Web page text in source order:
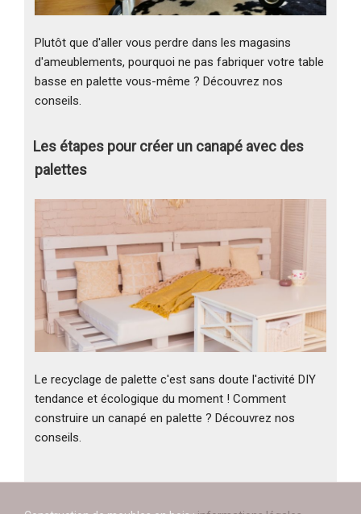
Plutôt que d'aller vous perdre dans les magasins
d'ameublements, pourquoi ne pas fabriquer votre table
basse en palette vous-même ? Découvrez nos
conseils.
Les étapes pour créer un canapé avec des
palettes
Le recyclage de palette c'est sans doute l'activité DIY
tendance et écologique du moment ! Comment
construire un canapé en palette ? Découvrez nos
conseils.